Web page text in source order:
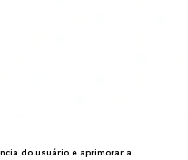
do usuário e aprimorar a